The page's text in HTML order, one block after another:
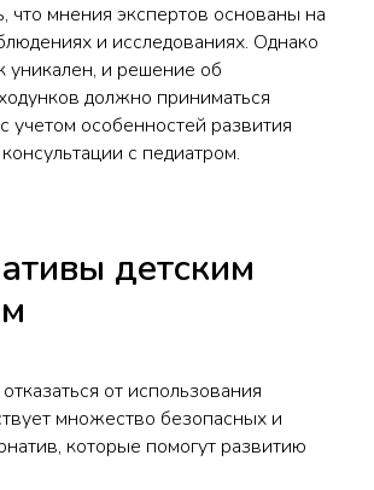
что мнения экспертов основаны на
и исследованиях. Однако
уникален, и решение об
должно приниматься
учетом особенностей развития
с педиатром.
детским
от использования
множество безопасных и
которые помогут развитию